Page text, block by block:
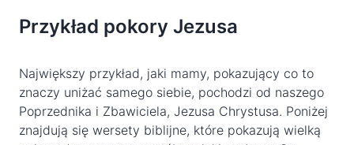
Przykład pokory Jezusa
Największy przykład, jaki mamy, pokazujący co to
znaczy uniżać samego siebie, pochodzi od naszego
Poprzednika i Zbawiciela, Jezusa Chrystusa. Poniżej
znajdują się wersety biblijne, które pokazują wielką